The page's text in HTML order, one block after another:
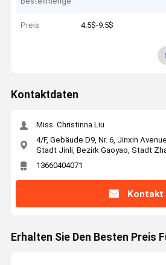
Preis 4.5$-9.5$
Kontaktdaten
Miss. Christinna Liu
4/F, Gebäude D9, Nr. 6, Jinxin
Stadt Jinli, Bezirk Gaoyao, Stadt
13660404071
Kontakt
Erhalten Sie Den Besten Preis